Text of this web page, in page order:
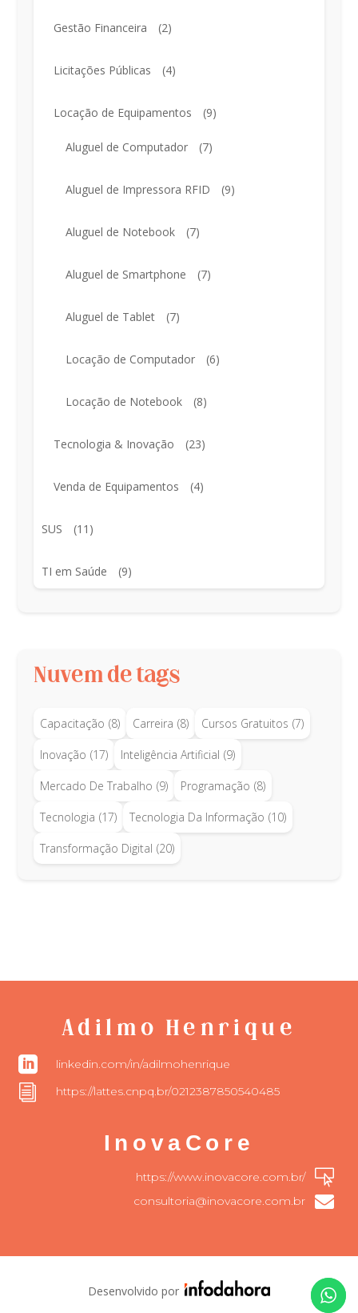
Gestão Financeira (2)
Licitações Públicas (4)
Locação de Equipamentos (9)
Aluguel de Computador (7)
Aluguel de Impressora RFID (9)
Aluguel de Notebook (7)
Aluguel de Smartphone (7)
Aluguel de Tablet (7)
Locação de Computador (6)
Locação de Notebook (8)
Tecnologia & Inovação (23)
Venda de Equipamentos (4)
SUS (11)
TI em Saúde (9)
Nuvem de tags
Capacitação (8) Carreira (8) Cursos Gratuitos (7)
Inovação (17) Inteligência Artificial (9)
Mercado De Trabalho (9) Programação (8)
Tecnologia (17) Tecnologia Da Informação (10)
Transformação Digital (20)
Adilmo Henrique
 linkedin.com/in/adilmohenrique
i https://lattes.cnpq.br/0212387850540485
InovaCore

https://www.inovacore.com.br/

consultoria@inovacore.com.br
Desenvolvido por